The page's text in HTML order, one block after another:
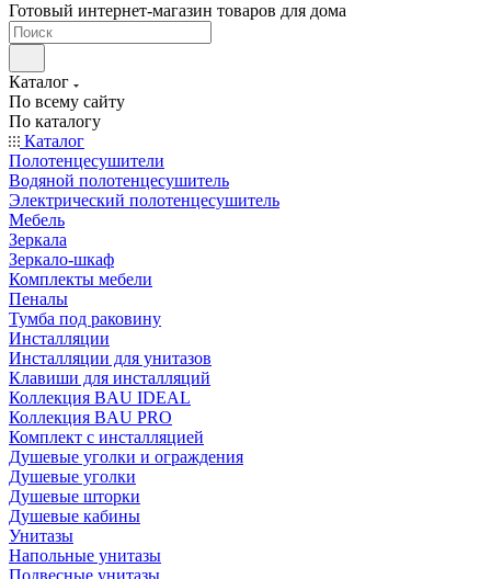
Готовый интернет-магазин товаров для дома
Каталог
По всему сайту
По каталогу
Каталог
Полотенцесушители
Водяной полотенцесушитель
Электрический полотенцесушитель
Мебель
Зеркала
Зеркало-шкаф
Комплекты мебели
Пеналы
Тумба под раковину
Инсталляции
Инсталляции для унитазов
Клавиши для инсталляций
Коллекция BAU IDEAL
Коллекция BAU PRO
Комплект с инсталляцией
Душевые уголки и ограждения
Душевые уголки
Душевые шторки
Душевые кабины
Унитазы
Напольные унитазы
Подвесные унитазы